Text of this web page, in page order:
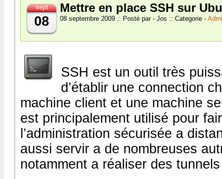
sept
08
Mettre en place SSH sur
08 septembre 2009 :: Posté par - Jos :: Categorie -
SSH est un outil très
d’établir une connection
machine client et une machine
est principalement utilisé pour
l’administration sécurisée a
aussi servir a de nombreuses
notamment a réaliser des